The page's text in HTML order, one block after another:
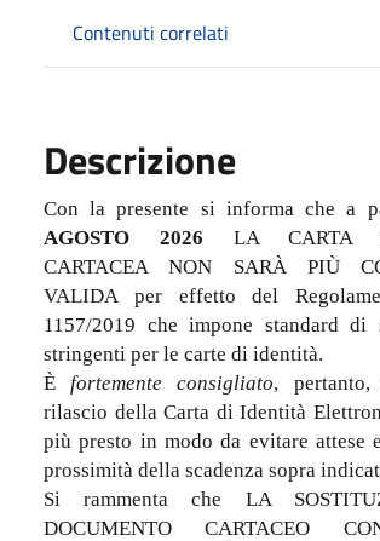
Contenuti correlati
Descrizione
Con la presente si informa che a
AGOSTO 2026 LA CARTA
CARTACEA NON SARÀ PIÙ
VALIDA per effetto del
1157/2019 che impone standard di
stringenti per le carte di identità.
Èfortemente consigliato,
rilascio della Carta di Identità
più presto in modo da evitare attese
prossimità della scadenza sopra
Si rammenta che LA
DOCUMENTO CARTACEO